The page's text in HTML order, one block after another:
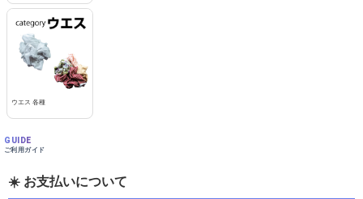
ウエス 各種
GUIDE
ご利用ガイド
☀️ お支払いについて